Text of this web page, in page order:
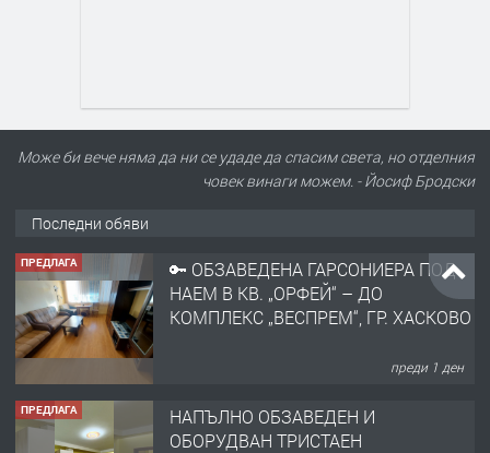
Може би вече няма да ни се удаде да спасим света, но отделния
човек винаги можем. - Йосиф Бродски
Последни обяви
ПРЕДЛАГА
НАПЪЛНО ОБЗАВЕДЕН И
ОБОРУДВАН ТРИСТАЕН
АПАРТАМЕНТ В ЦЕНТЪРА НА ГР.
преди 1 ден
ПРЕДЛАГА Давам гараж под наем